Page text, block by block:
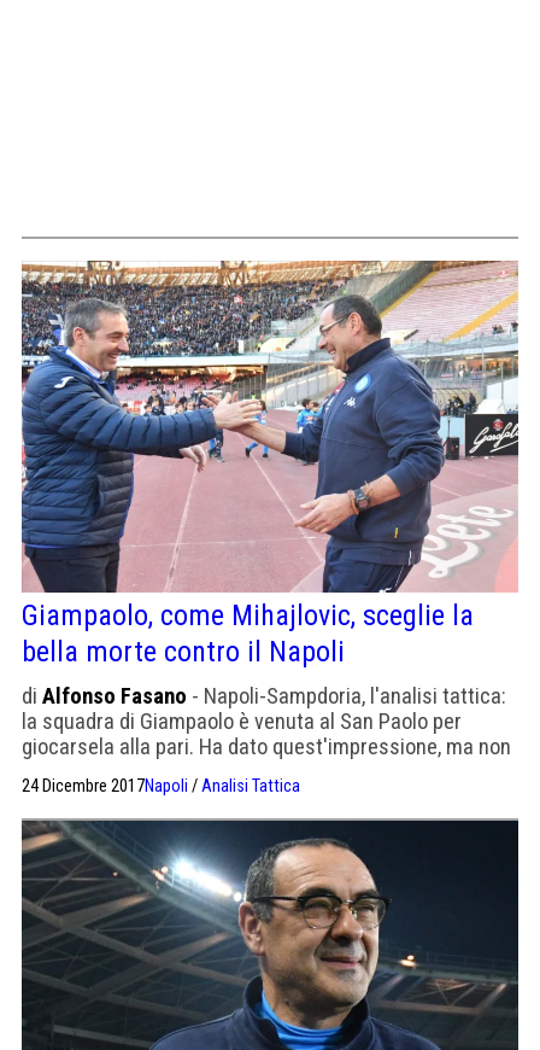
Giampaolo, come Mihajlovic, sceglie la
bella morte contro il Napoli
di Alfonso Fasano - Napoli-Sampdoria, l'analisi tattica:
la squadra di Giampaolo è venuta al San Paolo per
giocarsela alla pari. Ha dato quest'impressione, ma non
24 Dicembre 2017Napoli /Analisi Tattica